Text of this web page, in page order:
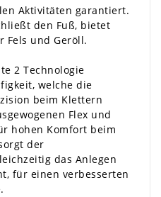
Aktivitäten garantiert.
den Fuß, bietet
Fels und Geröll.
2 Technologie
welche die
beim Klettern
Flex und
hohen Komfort beim
der
das Anlegen
für einen verbesserten